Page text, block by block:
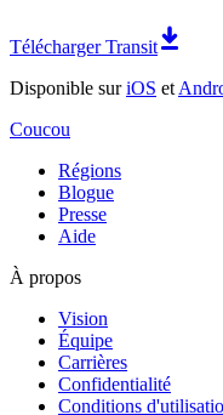
Télécharger Transit
Disponible suriOS et
Coucou
Régions
Blogue
Presse
Aide
À propos
Vision
Équipe
Carrières
Confidentialité
Conditions